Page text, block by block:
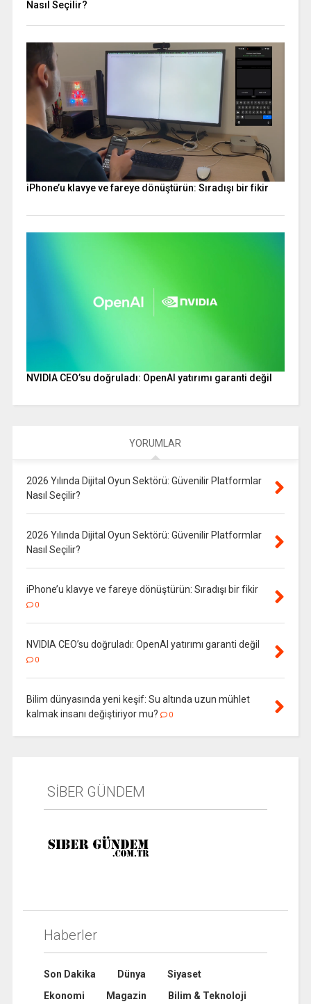
Nasıl Seçilir?
iPhone’u klavye ve fareye dönüştürün: Sıradışı bir fikir
NVIDIA CEO’su doğruladı: OpenAI yatırımı garanti değil
YORUMLAR
2026 Yılında Dijital Oyun Sektörü: Güvenilir Platformlar
Nasıl Seçilir?
2026 Yılında Dijital Oyun Sektörü: Güvenilir Platformlar
Nasıl Seçilir?
iPhone’u klavye ve fareye dönüştürün: Sıradışı bir fikir
0
NVIDIA CEO’su doğruladı: OpenAI yatırımı garanti değil
0
Bilim dünyasında yeni keşif: Su altında uzun mühlet
kalmak insanı değiştiriyor mu?
0
SİBER GÜNDEM
Haberler
Son Dakika Dünya
Siyaset
Ekonomi
Magazin Bilim & Teknoloji